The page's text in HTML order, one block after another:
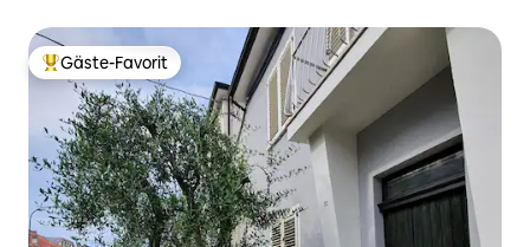
Beliebter Gäste-Favorit.
Gäste-Favorit